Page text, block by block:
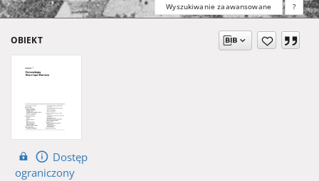
Wyszukiwanie zaawansowane ?
OBIEKT
Dostęp
ograniczony